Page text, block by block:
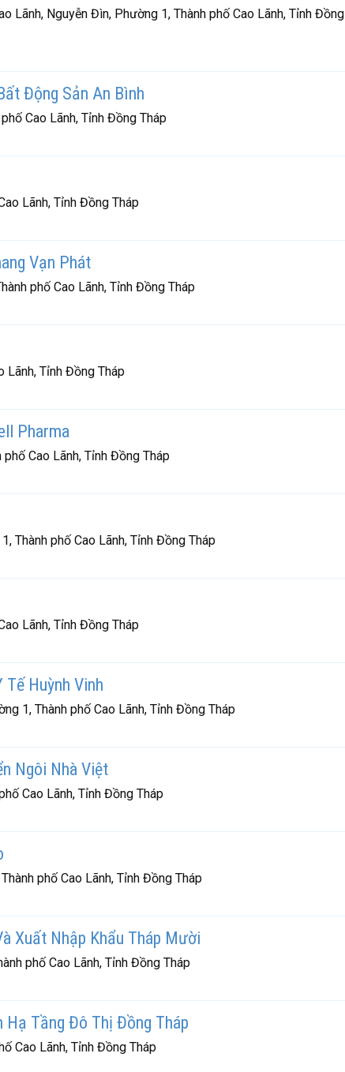
Lãnh, Nguyễn Đìn, Phường 1, Thành phố Cao Lãnh, Tỉnh Đồng
Động Sản An Bình
Cao Lãnh, Tỉnh Đồng Tháp
Lãnh, Tỉnh Đồng Tháp
Vạn Phát
phố Cao Lãnh, Tỉnh Đồng Tháp
Lãnh, Tỉnh Đồng Tháp
Pharma
Cao Lãnh, Tỉnh Đồng Tháp
Thành phố Cao Lãnh, Tỉnh Đồng Tháp
Lãnh, Tỉnh Đồng Tháp
Huỳnh Vinh
1, Thành phố Cao Lãnh, Tỉnh Đồng Tháp
Ngôi Nhà Việt
Cao Lãnh, Tỉnh Đồng Tháp
phố Cao Lãnh, Tỉnh Đồng Tháp
Xuất Nhập Khẩu Tháp Mười
phố Cao Lãnh, Tỉnh Đồng Tháp
Hạ Tầng Đô Thị Đồng Tháp
Cao Lãnh, Tỉnh Đồng Tháp